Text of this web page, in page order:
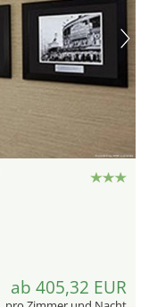
ab 405,32 EUR